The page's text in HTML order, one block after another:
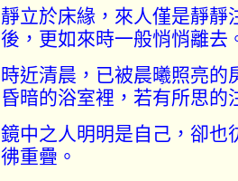
靜立於床緣，來人僅是靜靜
後，更如來時一般悄悄離去
時近清晨，已被晨曦照亮
昏暗的浴室裡，若有所思的
鏡中之人明明是自己，卻也
彿重疊。